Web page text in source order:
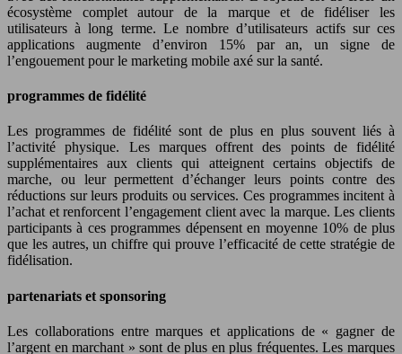
écosystème complet autour de la marque et de fidéliser les
utilisateurs à long terme. Le nombre d’utilisateurs actifs sur ces
applications augmente d’environ 15% par an, un signe de
l’engouement pour le marketing mobile axé sur la santé.
programmes de fidélité
Les programmes de fidélité sont de plus en plus souvent liés à
l’activité physique. Les marques offrent des points de fidélité
supplémentaires aux clients qui atteignent certains objectifs de
marche, ou leur permettent d’échanger leurs points contre des
réductions sur leurs produits ou services. Ces programmes incitent à
l’achat et renforcent l’engagement client avec la marque. Les clients
participants à ces programmes dépensent en moyenne 10% de plus
que les autres, un chiffre qui prouve l’efficacité de cette stratégie de
fidélisation.
partenariats et sponsoring
Les collaborations entre marques et applications de « gagner de
l’argent en marchant » sont de plus en plus fréquentes. Les marques